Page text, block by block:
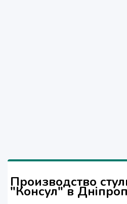
Производство
"Консул" в